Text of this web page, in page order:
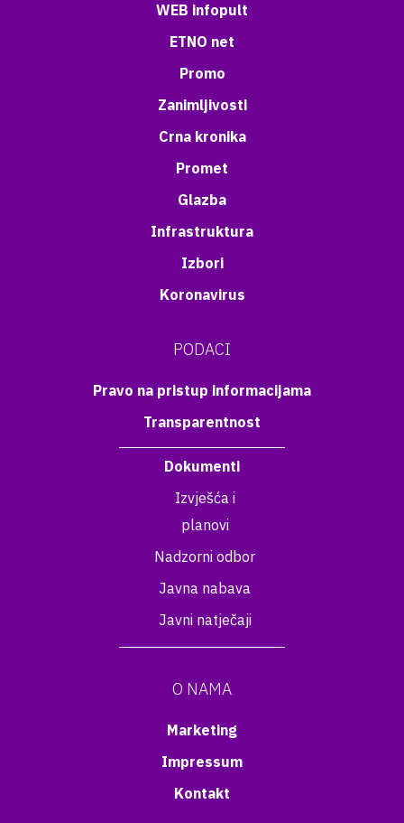
WEB infopult
ETNO net
Promo
Zanimljivosti
Crna kronika
Promet
Glazba
Infrastruktura
Izbori
Koronavirus
PODACI
Pravo na pristup informacijama
Transparentnost
Dokumenti
Izvješća i
planovi
Nadzorni odbor
Javna nabava
Javni natječaji
O NAMA
Marketing
Impressum
Kontakt